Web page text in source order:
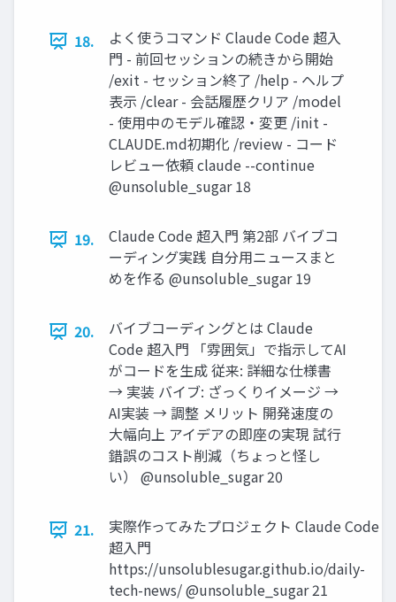
18.
よく使うコマンド Claude Code 超入
門 - 前回セッションの続きから開始
/exit - セッション終了 /help - ヘルプ
表示 /clear - 会話履歴クリア /model
- 使用中のモデル確認・変更 /init -
CLAUDE.md初期化 /review - コード
レビュー依頼 claude --continue
@unsoluble_sugar 18
19.
Claude Code 超入門 第2部 バイブコ
ーディング実践 自分用ニュースまと
めを作る @unsoluble_sugar 19
20.
バイブコーディングとは Claude
Code 超入門 「雰囲気」で指示してAI
がコードを生成 従来: 詳細な仕様書
→ 実装 バイブ: ざっくりイメージ →
AI実装 → 調整 メリット 開発速度の
大幅向上 アイデアの即座の実現 試行
錯誤のコスト削減（ちょっと怪し
い） @unsoluble_sugar 20
21.
実際作ってみたプロジェクト Claude Code
超入門
https://unsolublesugar.github.io/daily-
tech-news/ @unsoluble_sugar 21